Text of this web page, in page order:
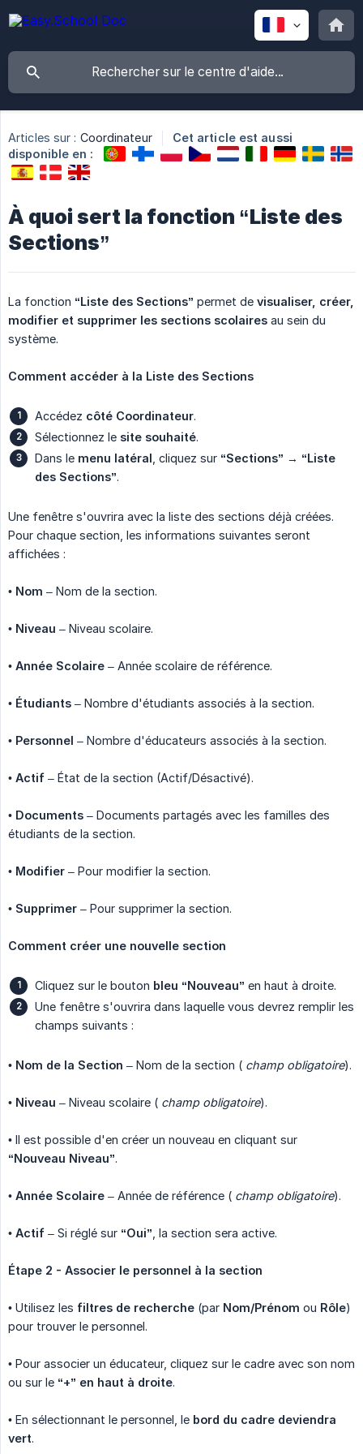
Articles sur : Coordinateur
Cet article est aussi
disponible en :
À quoi sert la fonction “Liste des
Sections”
La fonction “Liste des Sections” permet de visualiser, créer,
modifier et supprimer les sections scolaires au sein du
système.
Comment accéder à la Liste des Sections
Accédez côté Coordinateur.
Sélectionnez le site souhaité.
Dans le menu latéral , cliquez sur “Sections” → “Liste
des Sections”.
Une fenêtre s'ouvrira avec la liste des sections déjà créées.
Pour chaque section, les informations suivantes seront
affichées :
• Nom – Nom de la section.
• Niveau – Niveau scolaire.
• Année Scolaire – Année scolaire de référence.
• Étudiants – Nombre d'étudiants associés à la section.
• Personnel – Nombre d'éducateurs associés à la section.
• Actif – État de la section (Actif/Désactivé).
• Documents – Documents partagés avec les familles des
étudiants de la section.
• Modifier – Pour modifier la section.
• Supprimer – Pour supprimer la section.
Comment créer une nouvelle section
Cliquez sur le bouton bleu “Nouveau” en haut à droite.
Une fenêtre s'ouvrira dans laquelle vous devrez remplir les
champs suivants :
• Nom de la Section – Nom de la section ( champ obligatoire).
• Niveau – Niveau scolaire ( champ obligatoire).
• Il est possible d'en créer un nouveau en cliquant sur
“Nouveau Niveau”.
• Année Scolaire – Année de référence ( champ obligatoire).
• Actif – Si réglé sur “Oui” , la section sera active.
Étape 2 - Associer le personnel à la section
• Utilisez les filtres de recherche (par Nom/Prénom ou Rôle)
pour trouver le personnel.
• Pour associer un éducateur, cliquez sur le cadre avec son nom
ou sur le “+” en haut à droite.
• En sélectionnant le personnel, le bord du cadre deviendra
vert.